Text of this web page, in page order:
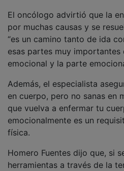
El oncólogo advirtió que la
por muchas causas y se
“es un camino tanto de ida
esas partes muy importantes
emocional y la parte
Además, el especialista
en cuerpo, pero no sanas en
que vuelva a enfermar tu
emocionalmente es un
física.
Homero Fuentes dijo que, si
herramientas a través de la